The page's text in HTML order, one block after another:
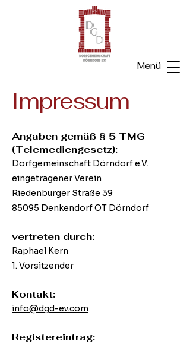
Menü
Impressum
Angaben gemäß § 5 TMG
(Telemediengesetz):
Dorfgemeinschaft Dörndorf e.V.
eingetragener Verein
Riedenburger Straße 39
85095 Denkendorf OT Dörndorf
vertreten durch:
Raphael Kern
1. Vorsitzender
Kontakt:
info@dgd-ev.com​
Registereintrag: